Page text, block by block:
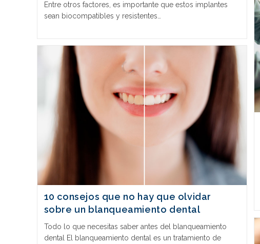
Entre otros factores, es importante que estos implantes
sean biocompatibles y resistentes…
10 consejos que no hay que olvidar
sobre un blanqueamiento dental
Todo lo que necesitas saber antes del blanqueamiento
dental El blanqueamiento dental es un tratamiento de